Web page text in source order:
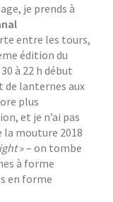
je prends à
entre les tours,
édition du
30 à 22 h début
de lanternes aux
plus
et je n’ai pas
mouture 2018
» – on tombe
à forme
en forme